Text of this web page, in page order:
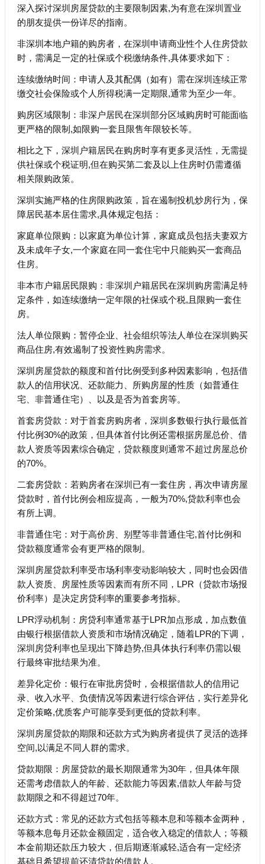
深入探讨深圳房屋贷款的主要限制因素,为有意在深圳置业
的朋友提供一份详尽的指南。
非深圳本地户籍的购房者，在深圳申请商业性个人住房贷款
时，需满足一定的社保或个税缴纳条件,具体要求如下：
连续缴纳时间：申请人及其配偶（如有）需在深圳连续正常
缴交社会保险或个人所得税满一定期限,通常为至少一年。
购房区域限制：非深户居民在深圳部分区域购房时可能面临
更严格的限制,如限购一套且限售年限较长等。
相比之下，深圳户籍居民在购房时享有更多灵活性，无需提
供社保或个税证明,但在购买第二套及以上住房时仍需遵循
相关限购政策。
深圳实施严格的住房限购政策，旨在遏制投机炒房行为，保
障居民基本居住需求,具体规定包括：
家庭单位限购：以家庭为单位计算，家庭成员包括夫妻双方
及未成年子女,一个家庭在同一套住宅中只能购买一套商品
住房。
非本市户籍居民限购：非深圳户籍居民在深圳购房需满足特
定条件，如连续缴纳一定年限的社保或个税,且限购一套住
房。
法人单位限购：暂停企业、社会组织等法人单位在深圳购买
商品住房,有效遏制了投资性购房需求。
深圳房屋贷款的额度和首付比例受到多种因素影响，包括借
款人的信用状况、还款能力、所购房屋的性质（如普通住
宅、非普通住宅）、以及是否为首套房等。
首套房贷款：对于首套房购房者，深圳多数银行执行最低首
付比例30%的政策，但具体首付比例还需根据房屋总价、借
款人资质等因素综合确定，贷款额度则通常不超过房屋总价
的70%。
二套房贷款：若购房者在深圳已有一套住房，再次申请房屋
贷款时，首付比例会相应提高，一般为70%,贷款利率也会
有所上调。
非普通住宅：对于高价房、别墅等非普通住宅,首付比例和
贷款额度通常会有更严格的限制。
深圳房屋贷款利率受市场利率变动影响较大，同时也会因借
款人资质、房屋性质等因素而有所不同，LPR（贷款市场报
价利率）是决定房贷利率的重要参考指标。
LPR浮动机制：房贷利率通常基于LPR加点形成，加点数值
由银行根据借款人资质和市场情况确定，随着LPR的下调，
深圳房贷利率也呈现出下降趋势,但具体执行利率仍需以银
行最终审批结果为准。
差异化定价：银行在审批房贷时，会根据借款人的信用记
录、收入水平、负债情况等因素进行综合评估，实行差异化
定价策略,优质客户可能享受到更低的贷款利率。
深圳房屋贷款的期限和还款方式为购房者提供了灵活的选择
空间,以满足不同人群的需求。
贷款期限：房屋贷款的最长期限通常为30年，但具体年限
还需考虑借款人的年龄、还款能力等因素,借款人年龄与贷
款期限之和不得超过70年。
还款方式：常见的还款方式包括等额本息和等额本金两种，
等额本息每月还款金额固定，适合收入稳定的借款人；等额
本金前期还款压力较大，但后期逐渐减轻,适合有一定经济
基础且希望提前还清贷款的借款人。